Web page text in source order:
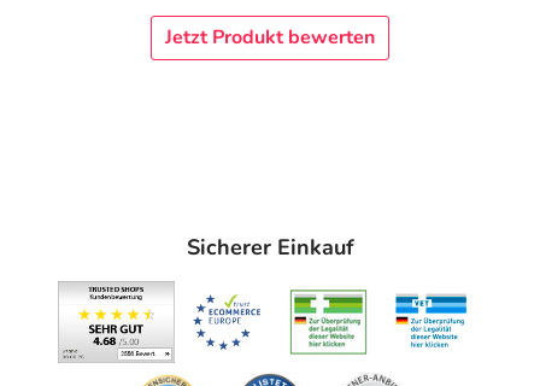
Jetzt Produkt bewerten
Sicherer Einkauf